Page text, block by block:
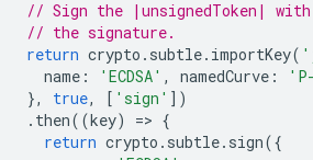
// Sign the |unsignedToken|
// the signature.
return crypto . subtle. importKey(
name : 'ECDSA' , namedCurve :
},
true, [ 'sign' ])
. then((key) => {
return crypto . subtle. sign({